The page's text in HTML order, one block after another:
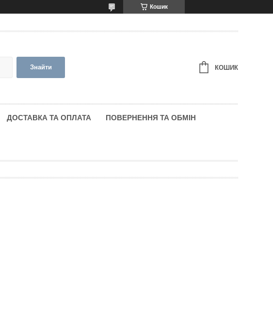
Кошик
Знайти КОШИК
ДОСТАВКА ТА ОПЛАТА ПОВЕРНЕННЯ ТА ОБМІН